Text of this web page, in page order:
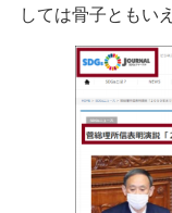
しては骨子ともい